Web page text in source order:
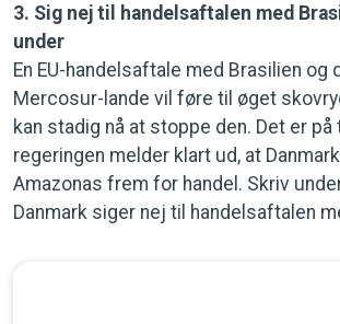
3. Sig nej til handelsaftalen med
under
En EU-handelsaftale med Brasilien og
Mercosur-lande vil føre til øget
kan stadig nå at stoppe den. Det er på
regeringen melder klart ud, at
Amazonas frem for handel. Skriv
Danmark siger nej til handelsaftalen